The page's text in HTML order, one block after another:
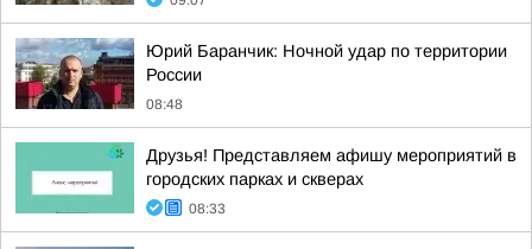
Юрий Баранчик: Ночной удар по территории
России
08:48
Друзья! Представляем афишу мероприятий в
городских парках и скверах
08:33